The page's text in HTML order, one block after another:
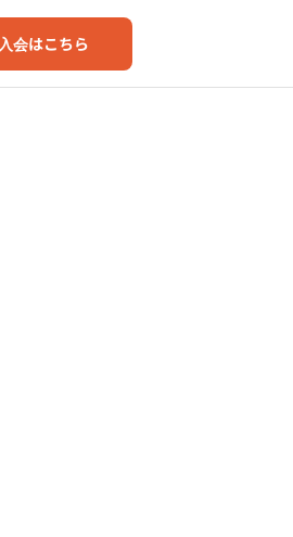
入会はこちら